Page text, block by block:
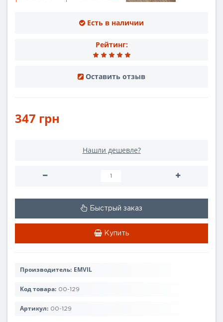
Есть в наличии
Рейтинг:
Оставить отзыв
347 грн
Нашли дешевле?
Быстрый заказ
Купить
Производитель: EMVIL
Код товара: 00-129
Артикул: 00-129